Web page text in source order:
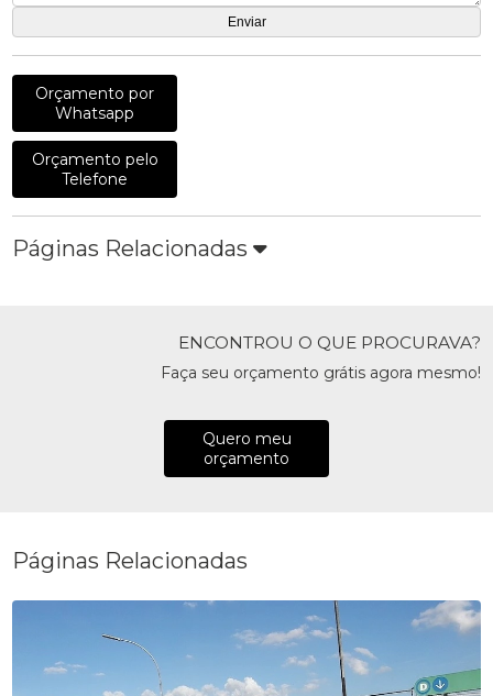
Orçamento por
Whatsapp
Orçamento pelo
Telefone
Páginas Relacionadas
ENCONTROU O QUE PROCURAVA?
Faça seu orçamento grátis agora mesmo!
Quero meu
orçamento
Páginas Relacionadas